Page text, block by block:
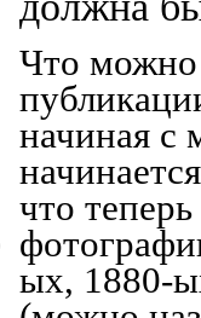
Что можно
начиная c
что
ых, 1880-